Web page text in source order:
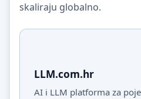
skaliraju globalno.
LLM.com.hr
AI i LLM platforma za